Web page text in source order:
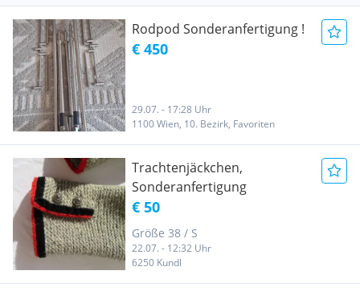
Rodpod Sonderanfertigung !
€ 450
29.07. - 17:28 Uhr
1100 Wien, 10. Bezirk, Favoriten
Trachtenjäckchen,
Sonderanfertigung
€ 50
Größe 38 / S
22.07. - 12:32 Uhr
6250 Kundl